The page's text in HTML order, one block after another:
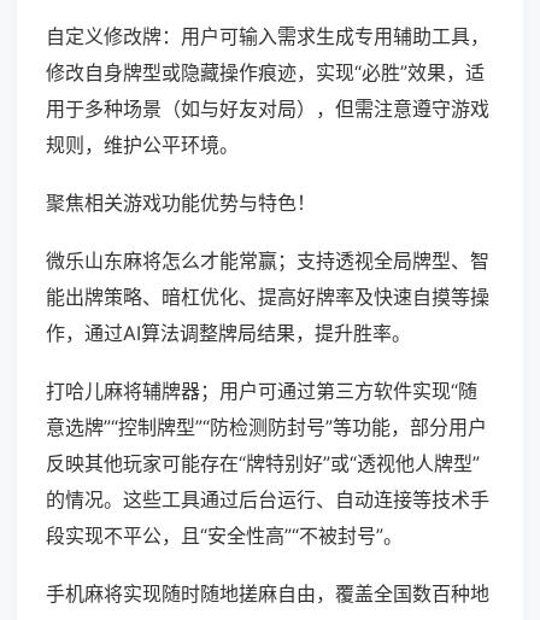
自定义修改牌：用户可输入需求生成专用辅助工具，
修改自身牌型或隐藏操作痕迹，实现“必胜”效果，适
用于多种场景（如与好友对局），但需注意遵守游戏
规则，维护公平环境。
聚焦相关游戏功能优势与特色！
微乐山东麻将怎么才能常赢；支持透视全局牌型、智
能出牌策略、暗杠优化、提高好牌率及快速自摸等操
作，通过AI算法调整牌局结果，提升胜率。
打哈儿麻将辅牌器；用户可通过第三方软件实现“随
意选牌”“控制牌型”“防检测防封号”等功能，部分用户
反映其他玩家可能存在“牌特别好”或“透视他人牌型”
的情况。这些工具通过后台运行、自动连接等技术手
段实现不平公，且“安全性高”“不被封号”。
手机麻将实现随时随地搓麻自由，覆盖全国数百种地